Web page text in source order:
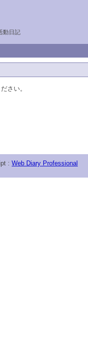
動日記
さい。
: Web Diary Professional